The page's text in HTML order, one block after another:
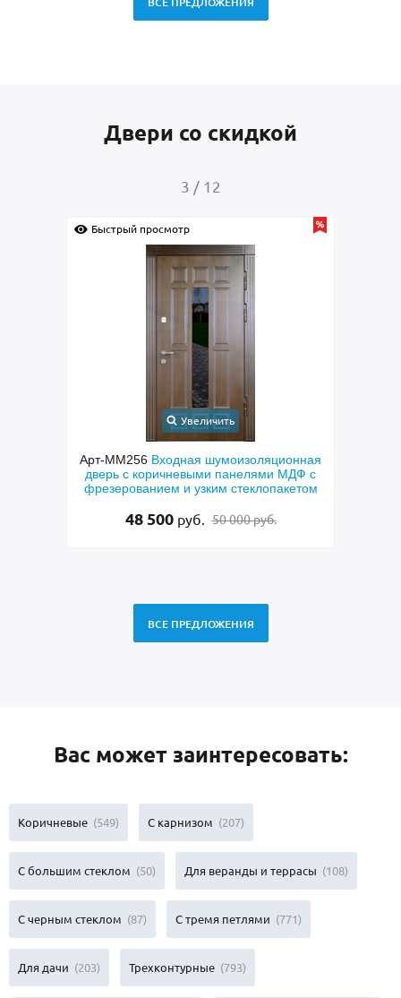
ВСЕ ПРЕДЛОЖЕНИЯ
Двери со скидкой
4 / 12
просмотр
Входная шумоизоляционная
с коричневыми панелями МДФ с
и узким стеклопакетом
50 000 руб.
Быстрый просмотр
Арт-ММ269
парадная дверь с
латуни, фрамугой,
ВСЕ ПРЕДЛОЖЕНИЯ
Вас может заинтересовать:
Коричневые (549) С карнизом (207)
С большим стеклом (50) Для веранды и террасы (108)
С черным стеклом (87) С тремя петлями (771)
Для дачи (203) Трехконтурные (793)